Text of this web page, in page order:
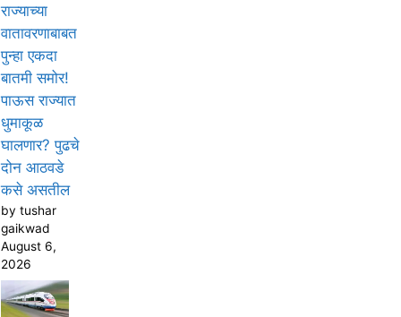
राज्याच्या
वातावरणाबाबत
पुन्हा एकदा
बातमी समोर!
पाऊस राज्यात
धुमाकूळ
घालणार? पुढचे
दोन आठवडे
कसे असतील
by tushar
gaikwad
August 6,
2026